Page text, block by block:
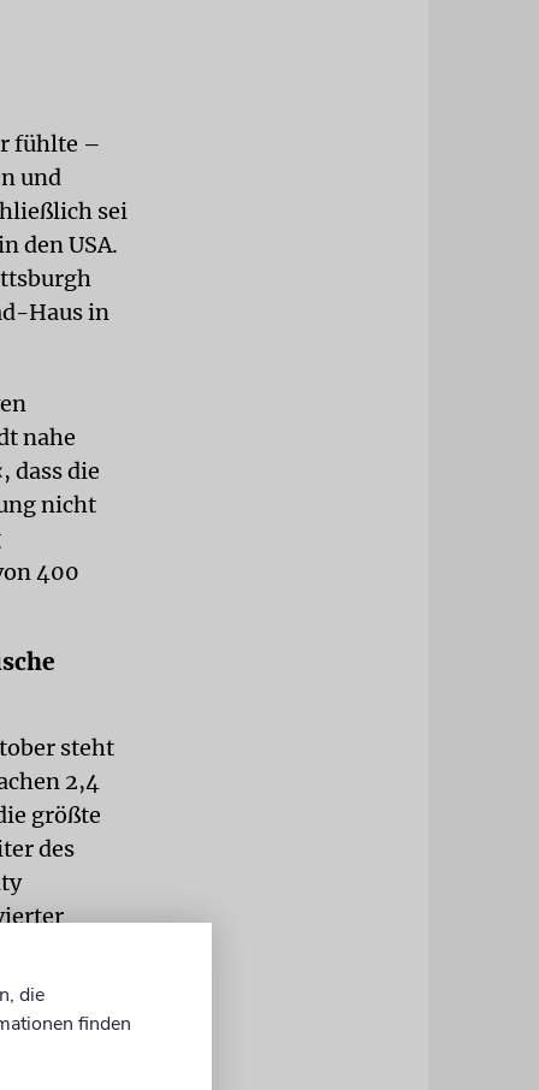
fühlte –
und
sei
den USA.
Haus in
nahe
dass die
nicht
400
steht
2,4
größte
des
die
finden